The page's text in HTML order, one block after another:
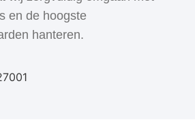
en de hoogste
hanteren.